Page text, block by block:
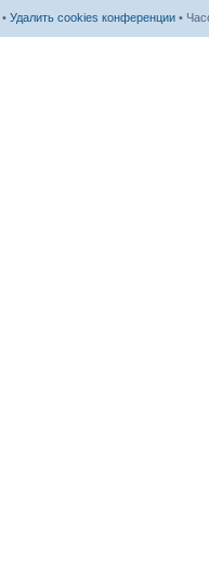
• Удалить cookies конференции •